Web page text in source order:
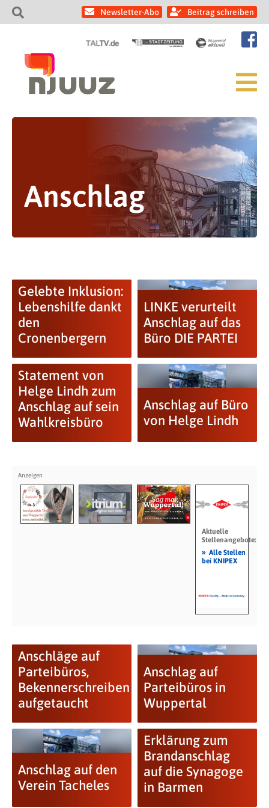
Newsletter-Abo Beitrag schreiben
Anschlag
Gelebte Inklusion:
Lebenshilfe dankt
den
Cronenbergern
LINKE verurteilt
Anschlag auf das
Büro DIE PARTEI
Statement von
Helge Lindh zum
Anschlag auf sein
Wahlkreisbüro
Anschlag auf Büro
von Helge Lindh
Aktuelle
Stellenangebote:
» Alle Stellen
bei KNIPEX
Anschläge auf
Parteibüros,
Bekennerschreiben
aufgetaucht
Anschlag auf
Parteibüros in
Wuppertal
Anschlag auf den
Verein Tacheles
Erklärung zum
Brandanschlag
auf die Synagoge
in Barmen